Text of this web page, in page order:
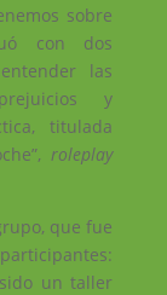
sobre
con dos
las
y
titulada
roleplay
que fue
un taller